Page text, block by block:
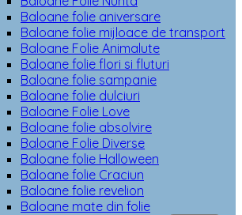
Baloane folie aniversare
Baloane folie mijloace de transport
Baloane Folie Animalute
Baloane folie flori si fluturi
Baloane folie sampanie
Baloane folie dulciuri
Baloane Folie Love
Baloane folie absolvire
Baloane Folie Diverse
Baloane folie Halloween
Baloane folie Craciun
Baloane folie revelion
Baloane mate din folie